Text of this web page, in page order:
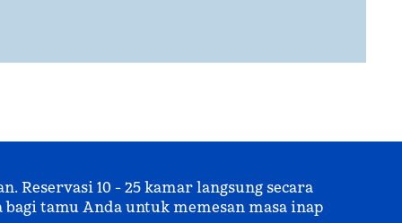
Reservasi 10 - 25 kamar langsung secara
tamu Anda untuk memesan masa inap